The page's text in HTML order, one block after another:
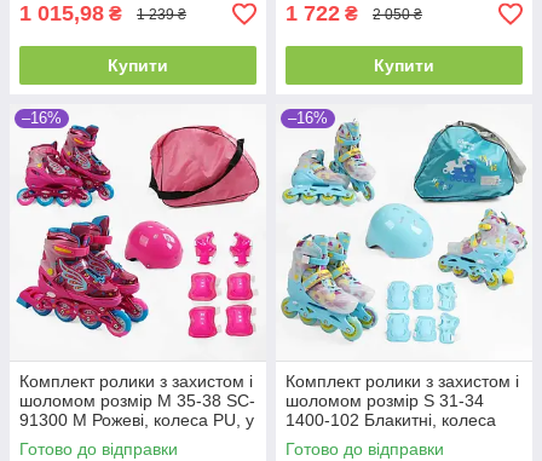
1 015,98 ₴ 1 239 ₴
Купити
1 722 ₴ 2 050 ₴
Купити
–16%
Комплект ролики з захистом і
шоломом розмір М 35-38 SC-
91300 М Рожеві, колеса PU, у
сумці
Готово до відправки
–16%
Комплект ролики з захистом і
шоломом розмір S 31-34
1400-102 Блакитні, колеса
PU, у сумці
Готово до відправки